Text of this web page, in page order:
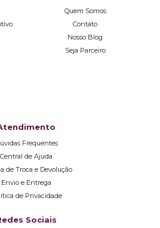
Quem Somos
Contato
Nosso Blog
Seja Parceiro
Frequentes
Central de Ajuda
de Troca e Devolução
Envio e Entrega
de Privacidade
Sociais